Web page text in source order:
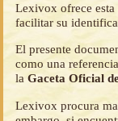
Lexivox ofrece
facilitar su
El presente
como una
laGaceta Oficial
Lexivox procura